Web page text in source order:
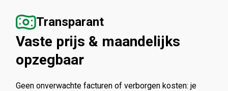
Transparant
Vaste prijs & maandelijks
opzegbaar
Geen onverwachte facturen of verborgen kosten: je